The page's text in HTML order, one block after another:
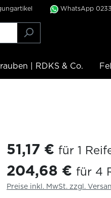
WhatsApp
| RDKS & Co.
51,17 € für 1
204,68 € für 4
Preise inkl. MwSt. zzgl.